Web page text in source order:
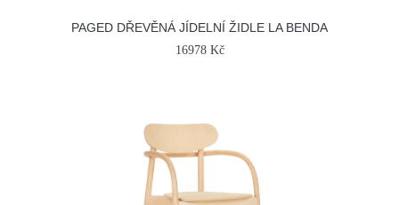
PAGED DŘEVĚNÁ JÍDELNÍ ŽIDLE LA BENDA
16978 Kč